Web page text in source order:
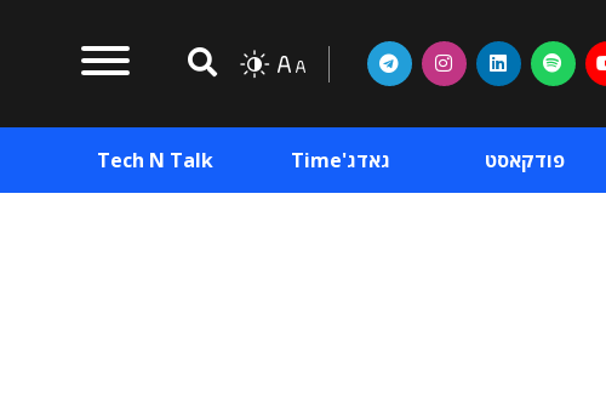
פודקאסט גאדג'Time Tech N Talk